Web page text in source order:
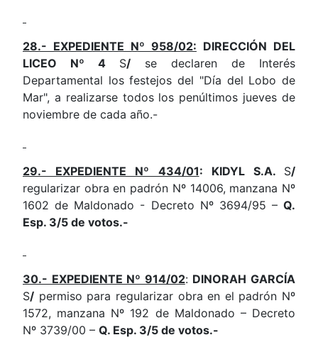
28.- EXPEDIENTE Nº 958/02: DIRECCIÓN DEL
LICEO Nº 4 S/ se declaren de Interés
Departamental los festejos del "Día del Lobo de
Mar", a realizarse todos los penúltimos jueves de
noviembre de cada año.-
29.- EXPEDIENTE Nº 434/01: KIDYL S.A. S/
regularizar obra en padrón Nº 14006, manzana Nº
1602 de Maldonado - Decreto Nº 3694/95 – Q.
Esp. 3/5 de votos.-
30.- EXPEDIENTE Nº 914/02: DINORAH GARCÍA
S/ permiso para regularizar obra en el padrón Nº
1572, manzana Nº 192 de Maldonado – Decreto
Nº 3739/00 – Q. Esp. 3/5 de votos.-